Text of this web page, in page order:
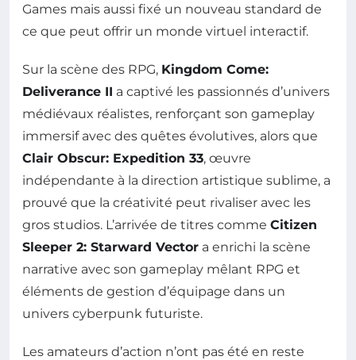
Games mais aussi fixé un nouveau standard de
ce que peut offrir un monde virtuel interactif.
Sur la scène des RPG, Kingdom Come:
Deliverance II a captivé les passionnés d’univers
médiévaux réalistes, renforçant son gameplay
immersif avec des quêtes évolutives, alors que
Clair Obscur: Expedition 33, œuvre
indépendante à la direction artistique sublime, a
prouvé que la créativité peut rivaliser avec les
gros studios. L’arrivée de titres comme Citizen
Sleeper 2: Starward Vector a enrichi la scène
narrative avec son gameplay mêlant RPG et
éléments de gestion d’équipage dans un
univers cyberpunk futuriste.
Les amateurs d’action n’ont pas été en reste